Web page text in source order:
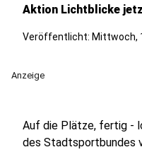
Aktion Lichtblicke
Veröffentlicht: Mittwoch,
Anzeige
Auf die Plätze, fertig -
des Stadtsportbundes